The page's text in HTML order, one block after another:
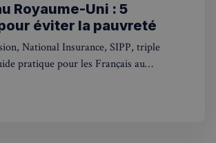
Royaume-Uni : 5
éviter la pauvreté
National Insurance, SIPP, triple
pratique pour les Français au